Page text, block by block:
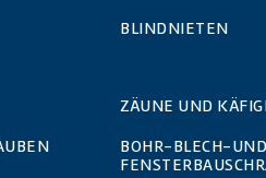
BLINDNIETEN
ZÄUNE UND
BOHR-BLECH-